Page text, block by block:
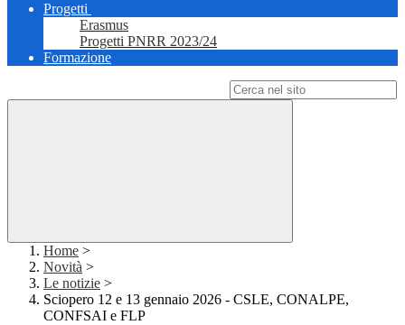
Progetti
Erasmus
Progetti PNRR 2023/24
Formazione
Home >
Novità >
Le notizie >
Sciopero 12 e 13 gennaio 2026 - CSLE, CONALPE,
CONFSAI e FLP